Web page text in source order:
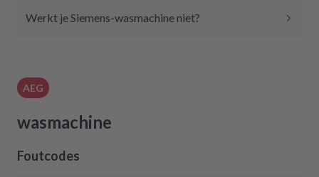
Werkt je Siemens-wasmachine niet?
AEG
wasmachine
Foutcodes